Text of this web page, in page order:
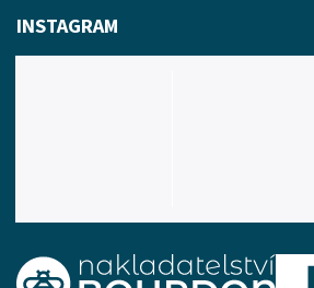
INSTAGRAM